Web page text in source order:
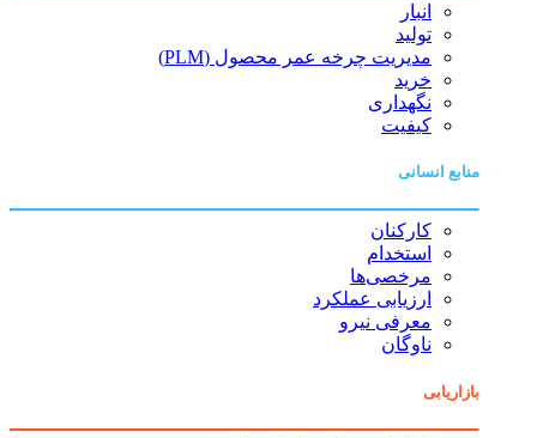
انبار
تولید
مدیریت چرخه عمر محصول (PLM)
خرید
نگهداری
کیفیت
منابع انسانی
کارکنان
استخدام
مرخصی‌ها
ارزیابی عملکرد
معرفی نیرو
ناوگان
بازاریابی